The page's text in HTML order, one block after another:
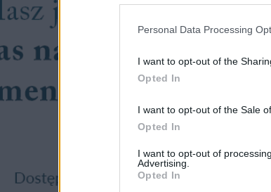
Personal Data Processing
I want to opt-out of the
Opted In
I want to opt-out of the Sale
Opted In
I want to opt-out of
Advertising.
Opted In